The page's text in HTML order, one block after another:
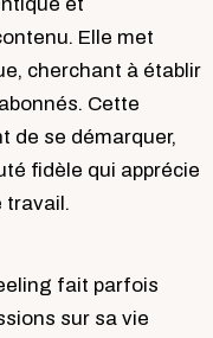
et
Elle met
cherchant à établir
Cette
de se démarquer,
fidèle qui apprécie
travail.
fait parfois
sur sa vie